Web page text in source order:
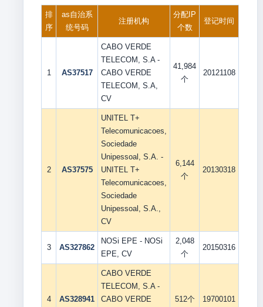
排
序
as自治系
统号码
注册机构
分配IP
个数
登记时间
1 AS37517
CABO VERDE
TELECOM, S.A -
CABO VERDE
TELECOM, S.A,
CV
41,984
个
20121108
2 AS37575
UNITEL T+
Telecomunicacoes,
Sociedade
Unipessoal, S.A. -
UNITEL T+
Telecomunicacoes,
Sociedade
Unipessoal, S.A.,
CV
6,144
个
20130318
3 AS327862
NOSi EPE - NOSi
EPE, CV
2,048
个
20150316
4 AS328941
CABO VERDE
TELECOM, S.A -
CABO VERDE
512个 19700101